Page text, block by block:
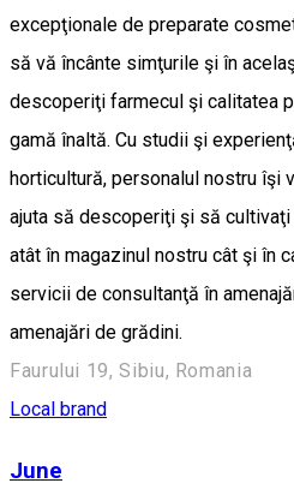
excepţionale de preparate
să vă încânte simţurile şi în
descoperiţi farmecul şi calitatea
gamă înaltă. Cu studii şi
horticultură, personalul nostru îşi
ajuta să descoperiţi şi să
atât în magazinul nostru cât şi în
servicii de consultanţă în
amenajări de grădini.
Faurului 19, Sibiu, Romania
Local brand
June